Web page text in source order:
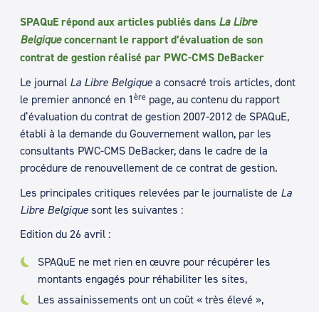
SPAQuE répond aux articles publiés dans La Libre
Belgiqueconcernant le rapport d’évaluation de son
contrat de gestion réalisé par PWC-CMS DeBacker
Le journal La Libre Belgique a consacré trois articles, dont
le premier annoncé en 1 ère page, au contenu du rapport
d’évaluation du contrat de gestion 2007-2012 de SPAQuE,
établi à la demande du Gouvernement wallon, par les
consultants PWC-CMS DeBacker, dans le cadre de la
procédure de renouvellement de ce contrat de gestion.
Les principales critiques relevées par le journaliste de La
Libre Belgique sont les suivantes :
Edition du 26 avril :
SPAQuE ne met rien en œuvre pour récupérer les
montants engagés pour réhabiliter les sites,
Les assainissements ont un coût « très élevé »,